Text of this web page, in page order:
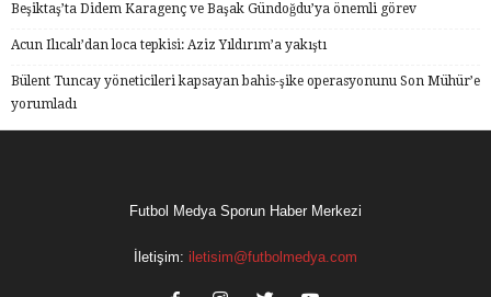
Beşiktaş’ta Didem Karagenç ve Başak Gündoğdu’ya önemli görev
Acun Ilıcalı’dan loca tepkisi: Aziz Yıldırım’a yakıştı
Bülent Tuncay yöneticileri kapsayan bahis-şike operasyonunu Son Mühür’e
yorumladı
Futbol Medya Sporun Haber Merkezi
İletişim: iletisim@futbolmedya.com